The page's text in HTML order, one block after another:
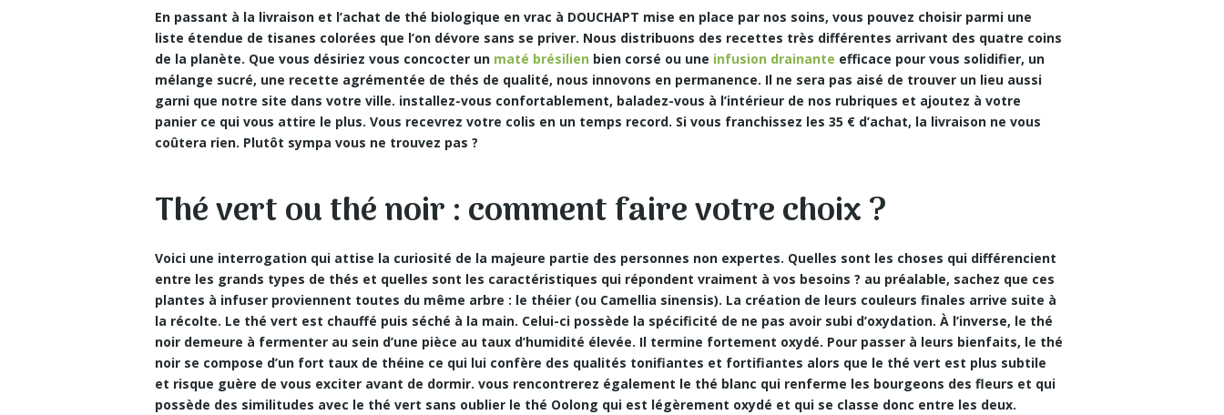
En passant à la livraison et l’achat de thé biologique en vrac à DOUCHAPT mise en place par nos soins, vous pouvez choisir parmi une
liste étendue de tisanes colorées que l’on dévore sans se priver. Nous distribuons des recettes très différentes arrivant des quatre coins
de la planète. Que vous désiriez vous concocter un maté brésilien bien corsé ou une infusion drainante efficace pour vous solidifier, un
mélange sucré, une recette agrémentée de thés de qualité, nous innovons en permanence. Il ne sera pas aisé de trouver un lieu aussi
garni que notre site dans votre ville. installez-vous confortablement, baladez-vous à l’intérieur de nos rubriques et ajoutez à votre
panier ce qui vous attire le plus. Vous recevrez votre colis en un temps record. Si vous franchissez les 35 € d’achat, la livraison ne vous
coûtera rien. Plutôt sympa vous ne trouvez pas ?
Thé vert ou thé noir : comment faire votre choix ?
Voici une interrogation qui attise la curiosité de la majeure partie des personnes non expertes. Quelles sont les choses qui différencient
entre les grands types de thés et quelles sont les caractéristiques qui répondent vraiment à vos besoins ? au préalable, sachez que ces
plantes à infuser proviennent toutes du même arbre : le théier (ou Camellia sinensis). La création de leurs couleurs finales arrive suite à
la récolte. Le thé vert est chauffé puis séché à la main. Celui-ci possède la spécificité de ne pas avoir subi d’oxydation. À l’inverse, le thé
noir demeure à fermenter au sein d’une pièce au taux d’humidité élevée. Il termine fortement oxydé. Pour passer à leurs bienfaits, le thé
noir se compose d’un fort taux de théine ce qui lui confère des qualités tonifiantes et fortifiantes alors que le thé vert est plus subtile
et risque guère de vous exciter avant de dormir. vous rencontrerez également le thé blanc qui renferme les bourgeons des fleurs et qui
possède des similitudes avec le thé vert sans oublier le thé Oolong qui est légèrement oxydé et qui se classe donc entre les deux.